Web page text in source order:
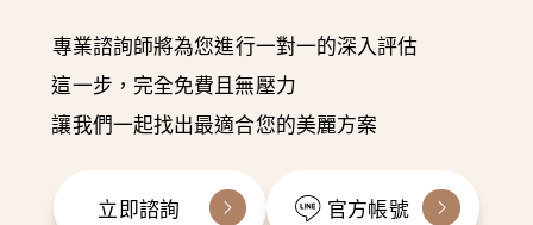
專業諮詢師將為您進行一對一的深入評估
這一步，完全免費且無壓力
讓我們一起找出最適合您的美麗方案
立即諮詢 官方帳號